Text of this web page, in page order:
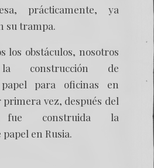
prácticamente, ya
su trampa.
los obstáculos, nosotros
la construcción de
para oficinas en
primera vez, después del
construida la
en Rusia.